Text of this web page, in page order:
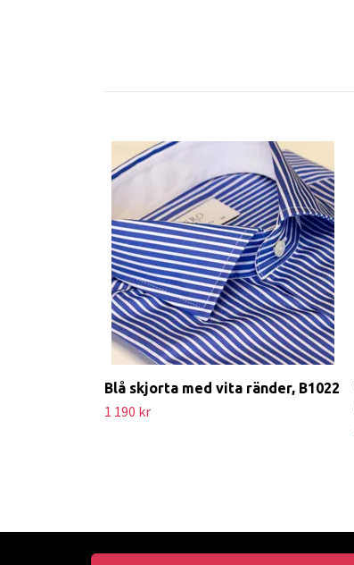
Blå skjorta med vita ränder, B1022
1 190 kr